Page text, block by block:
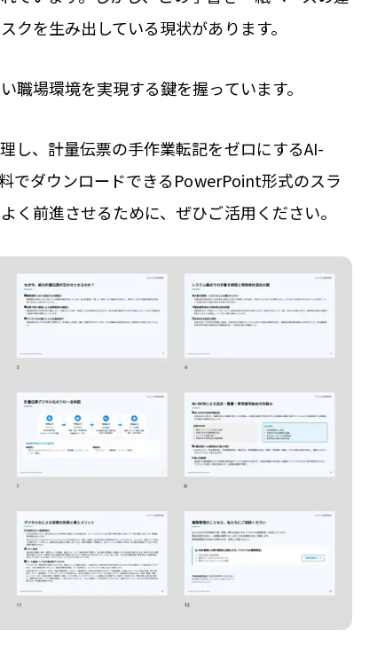
を生み出している現状があります。
場環境を実現する鍵を握っています。
し、計量伝票の手作業転記をゼロにするAI-
でダウンロードできるPowerPoint形式のスラ
前進させるために、ぜひご活用ください。